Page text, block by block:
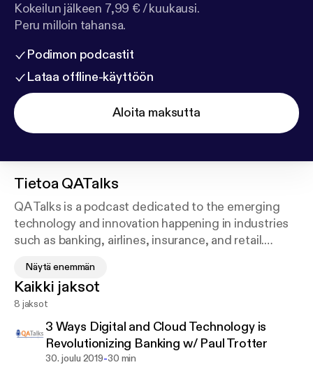
Kokeilun jälkeen 7,99 € / kuukausi.
Peru milloin tahansa.
Podimon podcastit
Lataa offline-käyttöön
Aloita maksutta
Tietoa QATalks
QA Talks is a podcast dedicated to the emerging
technology and innovation happening in industries
such as banking, airlines, insurance, and retail.
transformation sweeping our world. Companies are
increasingly leaning on Quality Assurance and
Quality Engineering to seamlessly implement their
unique digital transformation plans. However, digital
transformation can often seem like a massive tower
impossible to scale.
Näytä enemmän
Kaikki jaksot
8 jaksot
3 Ways Digital and Cloud Technology is
Revolutionizing Banking w/ Paul Trotter
30. joulu 2019-30 min